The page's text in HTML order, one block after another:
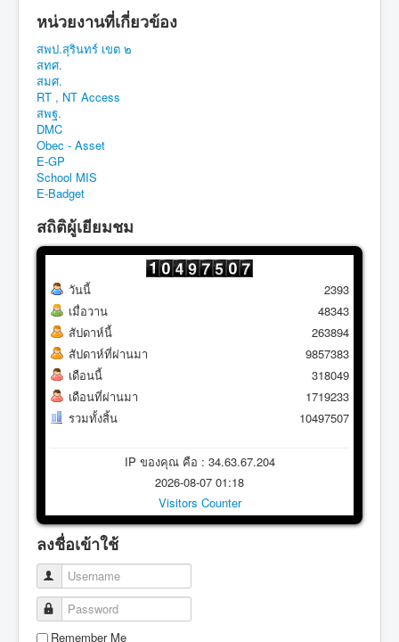
หน่วยงานที่เกี่ยวข้อง
สพป.สุรินทร์ เขต ๒
สทศ.
สมศ.
RT , NT Access
สพฐ.
DMC
Obec - Asset
E-GP
School MIS
E-Badget
สถิติผู้เยียมชม
วันนี้
เมื่อวาน
สัปดาห์นี้
สัปดาห์ที่ผ่านมา
เดือนนี้
เดือนที่ผ่านมา
รวมทั้งสิ้น
2393
48343
263894
9857383
318049
1719233
10497507
IP ของคุณ คือ : 34.63.67.204
2026-08-07 01:18
Visitors Counter
ลงชื่อเข้าใช้
Username
Password
Remember Me